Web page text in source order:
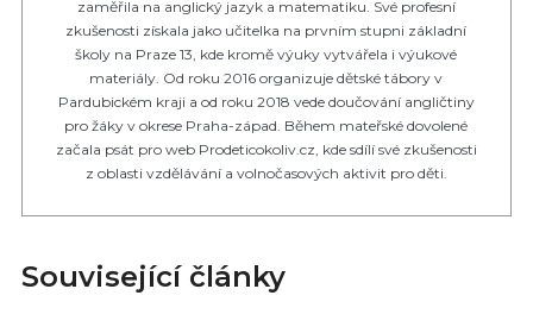
zaměřila na anglický jazyk a matematiku. Své profesní
zkušenosti získala jako učitelka na prvním stupni základní
školy na Praze 13, kde kromě výuky vytvářela i výukové
materiály. Od roku 2016 organizuje dětské tábory v
Pardubickém kraji a od roku 2018 vede doučování angličtiny
pro žáky v okrese Praha-západ. Během mateřské dovolené
začala psát pro web Prodeticokoliv.cz, kde sdílí své zkušenosti
z oblasti vzdělávání a volnočasových aktivit pro děti.
Související články